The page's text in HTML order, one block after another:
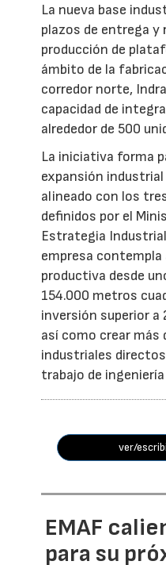
La nueva base
plazos de entrega y
producción de
ámbito de la
corredor norte,
capacidad de
alrededor de 500
La iniciativa forma
expansión industrial
alineado con los
definidos por el
Estrategia
empresa
productiva desde
154.000 metros
inversión superior a
así como crear más
industriales
trabajo de
ver/
EMAF
para su